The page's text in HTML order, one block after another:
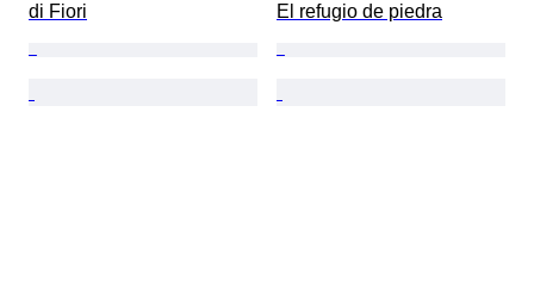
di Fiori
El refugio de piedra